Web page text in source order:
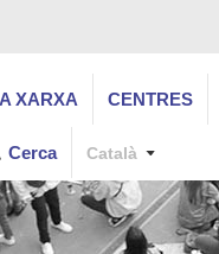
XARXA CENTRES
Cerca Català